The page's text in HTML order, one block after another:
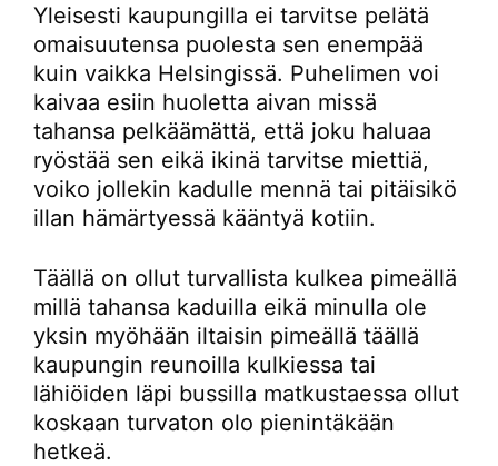
Yleisesti kaupungilla ei tarvitse pelätä
omaisuutensa puolesta sen enempää
kuin vaikka Helsingissä. Puhelimen voi
kaivaa esiin huoletta aivan missä
tahansa pelkäämättä, että joku haluaa
ryöstää sen eikä ikinä tarvitse miettiä,
voiko jollekin kadulle mennä tai pitäisikö
illan hämärtyessä kääntyä kotiin.
Täällä on ollut turvallista kulkea pimeällä
millä tahansa kaduilla eikä minulla ole
yksin myöhään iltaisin pimeällä täällä
kaupungin reunoilla kulkiessa tai
lähiöiden läpi bussilla matkustaessa ollut
koskaan turvaton olo pienintäkään
hetkeä.